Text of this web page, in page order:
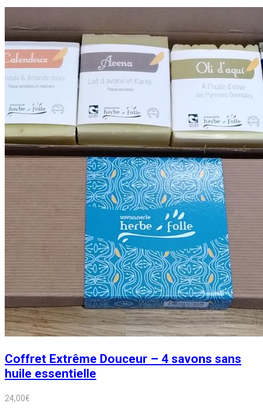
Coffret Extrême Douceur – 4 savons sans
huile essentielle
24,00€